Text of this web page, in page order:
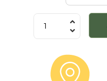
Especial